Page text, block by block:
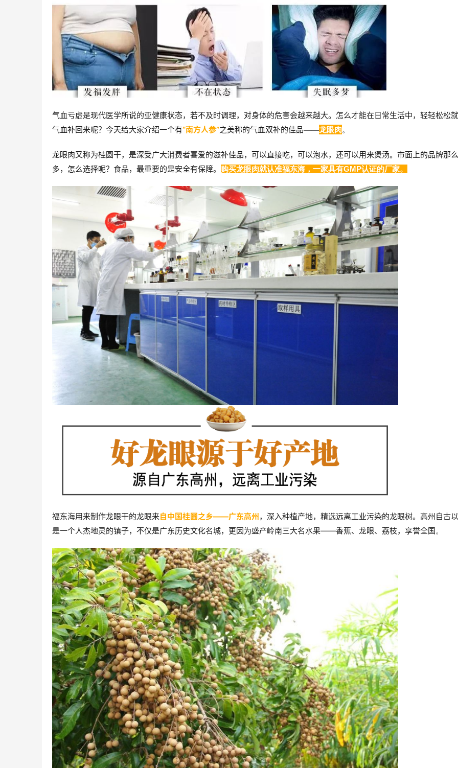
气血亏虚是现代医学所说的亚健康状态，若不及时调理，对身体的危害会越来越大。 怎么才能在日常生活中，轻轻松松
气血补回来呢？ 今天给大家介绍一个有“南方人参”之美称的气血双补的佳品——龙眼肉。
龙眼肉又称为桂圆干，是深受广大消费者喜爱的滋补佳品，可以直接吃，可以泡水，还可以用来煲汤。 市面上的品牌那么
多，怎么选择呢？食品，最重要的是安全有保障。 购买龙眼肉就认准福东海，一家具有GMP认证的厂家。
福东海用来制作龙眼干的龙眼来自中国桂圆之乡——广东高州，深入种植产地，精选远离工业污染的龙眼树。 高州自古
是一个人杰地灵的镇子，不仅是广东历史文化名城，更因为盛产岭南三大名水果——香蕉、龙眼、荔枝，享誉全国。